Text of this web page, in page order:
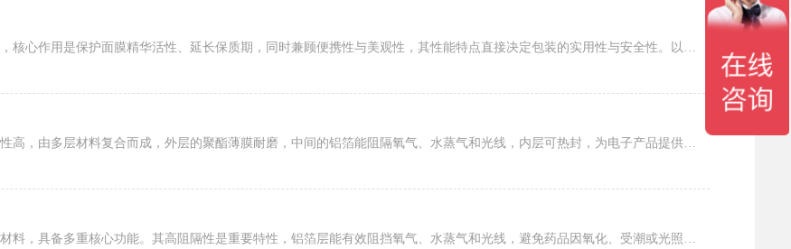
面膜铝箔袋作为面膜产品的核心包装，核心作用是保护面膜精华活性、延长保质期，同时兼顾便携性与美观性，其性能特点直接决定包装的实用性与安全性。以下聚焦面膜铝箔袋核心性能：1、阻隔性是其...
电子产品铝箔袋的优势明显。其安全性高，由多层材料复合而成，外层的聚酯薄膜耐磨，中间的铝箔能阻隔氧气、水蒸气和光线，内层可热封，为电子产品提供可靠防护，像单反相机镜头等精密部件在其中...
药用铝箔真空袋作为药品包装的关键材料，具备多重核心功能。其高阻隔性是重要特性，铝箔层能有效阻挡氧气、水蒸气和光线，避免药品因氧化、受潮或光照而变质，确保有效成分稳定。例如，对光敏药...